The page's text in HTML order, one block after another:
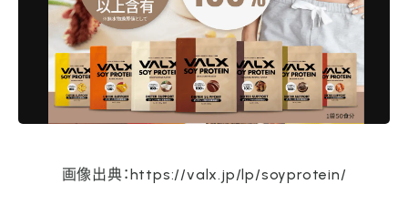
画像出典：https://valx.jp/lp/soyprotein/